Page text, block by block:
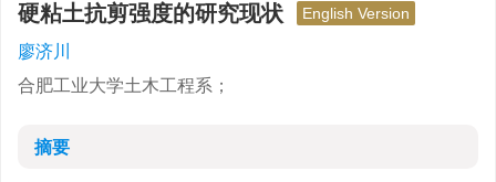
硬粘土抗剪强度的研究现状 English Version
廖济川
合肥工业大学土木工程系；
摘要